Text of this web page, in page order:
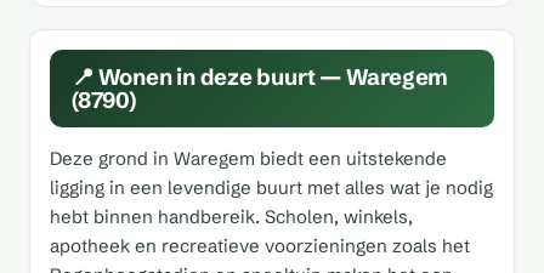
📍 Wonen in deze buurt — Waregem
(8790)
Deze grond in Waregem biedt een uitstekende
ligging in een levendige buurt met alles wat je nodig
hebt binnen handbereik. Scholen, winkels,
apotheek en recreatieve voorzieningen zoals het